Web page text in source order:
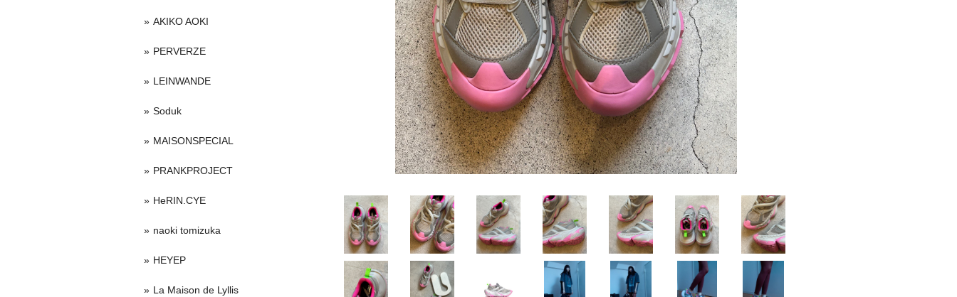
AKIKO AOKI
PERVERZE
LEINWANDE
Soduk
MAISONSPECIAL
PRANKPROJECT
HeRIN.CYE
naoki tomizuka
HEYEP
La Maison de Lyllis